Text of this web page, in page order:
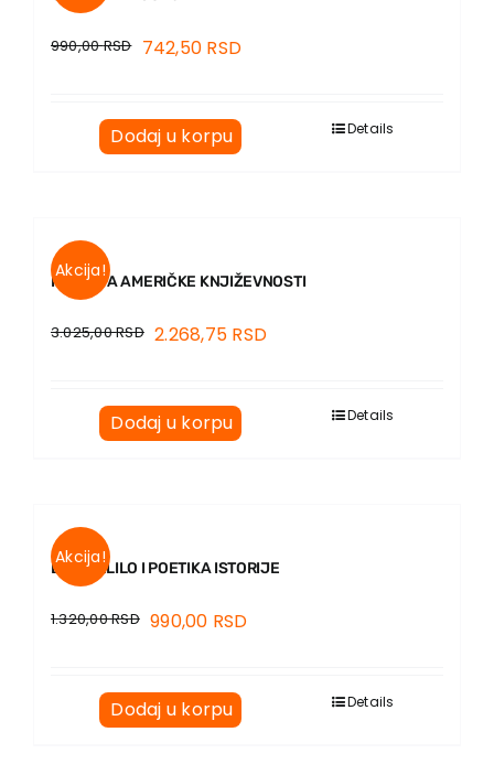
990,00RSD 742,50 RSD
Dodaj u korpu Details
Akcija!
ISTORIJA AMERIČKE KNJIŽEVNOSTI
3.025,00RSD 2.268,75 RSD
Dodaj u korpu Details
Akcija!
DON DELILO I POETIKA ISTORIJE
1.320,00RSD 990,00 RSD
Dodaj u korpu Details